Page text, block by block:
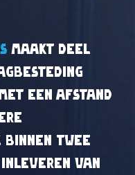
maakt deel
een afstand
twee
van